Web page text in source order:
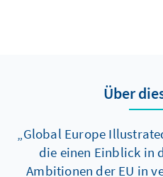
Über
„Global Europe
die einen Einblick in
Ambitionen der EU in